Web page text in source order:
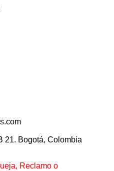
21. Bogotá, Colombia
Reclamo o